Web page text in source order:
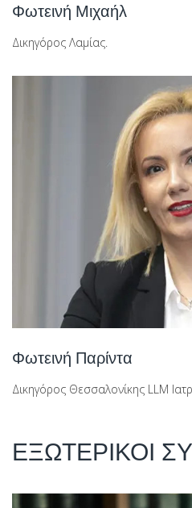
Φωτεινή Μιχαήλ
Δικηγόρος Λαμίας.
Φωτεινή Παρίντα
Δικηγόρος Θεσσαλονίκης LLM
ΕΞΩΤΕΡΙΚΟΙ